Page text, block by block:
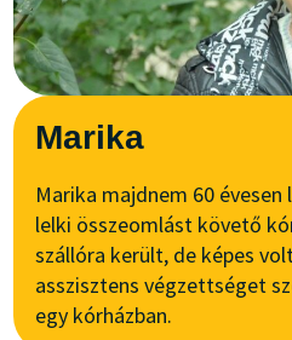
Marika
Marika majdnem 60
lelki összeomlást követő
szállóra került, de képes
asszisztens végzettséget
egy kórházban.